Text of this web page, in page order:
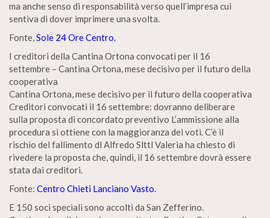
ma anche senso di responsabilità verso quell’impresa cui
sentiva di dover imprimere una svolta.
Fonte,Sole 24 Ore Centro.
I creditori della Cantina Ortona convocati per il 16
settembre – Cantina Ortona, mese decisivo per il futuro della
cooperativa
Cantina Ortona, mese decisivo per il futuro della cooperativa
Creditori convocati il 16 settembre: dovranno deliberare
sulla proposta di concordato preventivo L’ammissione alla
procedura si ottiene con la maggioranza dei voti. C’è il
rischio del fallimento dl Alfredo Slttl Valeria ha chiesto di
rivedere la proposta che, quindi, il 16 settembre dovrà essere
stata dai creditori.
Fonte: Centro Chieti Lanciano Vasto.
E 150 soci speciali sono accolti da San Zefferino.